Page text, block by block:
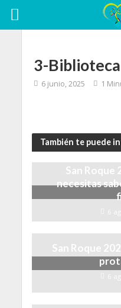
3-Biblioteca
6 junio, 2025 1
También te puede
San Roque
necesitas
6
San Roque
6